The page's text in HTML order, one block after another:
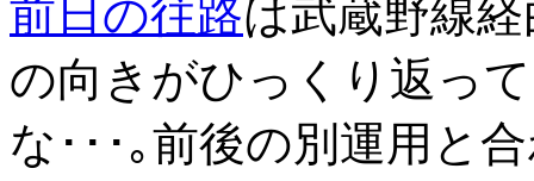
前日の往路は武蔵野線
の向きがひっくり返っ
な･･･｡前後の別運用と